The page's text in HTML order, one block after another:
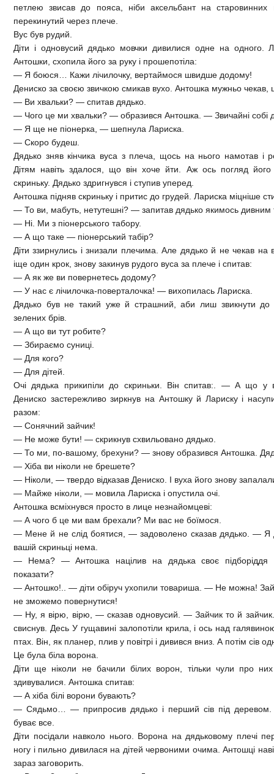
петлею звисав до пояса, ніби аксельбант на старовинних
перекинутий через плече.
Вус був рудий.
Діти і одновусий дядько мовчки дивилися одне на одного.
Антошки, схопила його за руку і прошепотіла:
— Я боюся… Кажи лічилочку, вертаймося швидше додому!
Дениско за своєю звичкою смикав вухо. Антошка мужньо чекав,
— Ви хвальки? — спитав дядько.
— Чого це ми хвальки? — образився Антошка. — Звичайні собі
— Я ще не піонерка, — шепнула Лариска.
— Скоро будеш.
Дядько зняв кінчика вуса з плеча, щось на нього намотав і
Дітям навіть здалося, що він хоче йти. Аж ось погляд його
скриньку. Дядько здригнувся і ступив уперед.
Антошка підняв скриньку і притис до грудей. Лариска міцніше
— То ви, мабуть, нетутешні? — запитав дядько якимось дивним
— Ні. Ми з піонерського табору.
— А що таке — піонерський табір?
Діти ззирнулись і знизали плечима. Але дядько й не чекав на
іще один крок, знову закинув рудого вуса за плече і спитав:
— А як же ви повернетесь додому?
— У нас є лічилочка-поверталочка! — вихопилась Лариска.
Дядько був не такий уже й страшний, аби лиш звикнути до
зелених брів.
— А що ви тут робите?
— Збираємо суниці.
— Для кого?
— Для дітей.
Очі дядька прикипіли до скриньки. Він спитав:. — А що у
Дениско застережливо зиркнув на Антошку й Лариску і
разом:
— Сонячний зайчик!
— Не може бути! — скрикнув схвильовано дядько.
— То ми, по-вашому, брехуни? — знову образився Антошка.
— Хіба ви ніколи не брешете?
— Ніколи, — твердо відказав Дениско. І вуха його знову
— Майже ніколи, — мовила Лариска і опустила очі.
Антошка всміхнувся просто в лице незнайомцеві:
— А чого б це ми вам брехали? Ми вас не боїмося.
— Мене й не слід боятися, — задоволено сказав дядько. — Я
вашій скриньці нема.
— Нема? — Антошка націлив на дядька своє
показати?
— Антошко!.. — діти обіруч ухопили товариша. — Не можна!
не зможемо повернутися!
— Ну, я вірю, вірю, — сказав одновусий. — Зайчик то й
свиснув. Десь У гущавині залопотіли крила, і ось над
птах. Він, як планер, плив у повітрі і дивився вниз. А потім сів
Це була біла ворона.
Діти ще ніколи не бачили білих ворон, тільки чули про
здивувалися. Антошка спитав:
— А хіба білі ворони бувають?
— Сядьмо… — припросив дядько і перший сів під
буває все.
Діти посідали навколо нього. Ворона на дядьковому плечі
ногу і пильно дивилася на дітей червоними очима. Антошці
зараз заговорить.